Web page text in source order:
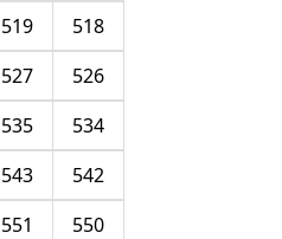
518
519
526
527
534
535
542
543
550
551